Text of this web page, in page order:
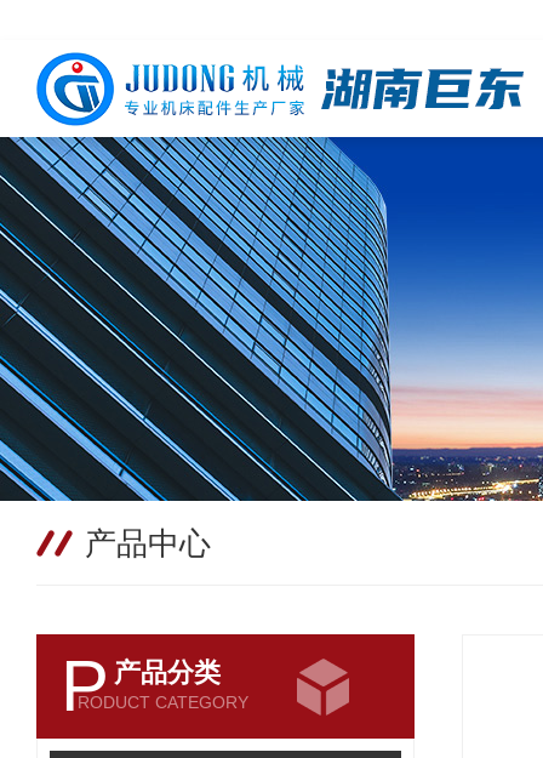
产品中心
P 产品分类
RODUCT CATEGORY